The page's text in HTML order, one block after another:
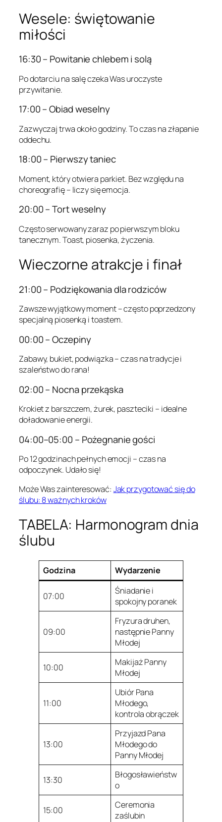
Wesele: świętowanie
miłości
16:30 – Powitanie chlebem i solą
Po dotarciu na salę czeka Was uroczyste
przywitanie.
17:00 – Obiad weselny
Zazwyczaj trwa około godziny. To czas na złapanie
oddechu.
18:00 – Pierwszy taniec
Moment, który otwiera parkiet. Bez względu na
choreografię – liczy się emocja.
20:00 – Tort weselny
Często serwowany zaraz po pierwszym bloku
tanecznym. Toast, piosenka, życzenia.
Wieczorne atrakcje i finał
21:00 – Podziękowania dla rodziców
Zawsze wyjątkowy moment – często poprzedzony
specjalną piosenką i toastem.
00:00 – Oczepiny
Zabawy, bukiet, podwiązka – czas na tradycje i
szaleństwo do rana!
02:00 – Nocna przekąska
Krokiet z barszczem, żurek, paszteciki – idealne
doładowanie energii.
04:00–05:00 – Pożegnanie gości
Po 12 godzinach pełnych emocji – czas na
odpoczynek. Udało się!
Może Was zainteresować: Jak przygotować się do
ślubu: 8 ważnych kroków
TABELA: Harmonogram dnia
ślubu
Godzina Wydarzenie
07:00
Śniadanie i
spokojny poranek
09:00
Fryzura druhen,
następnie Panny
Młodej
10:00
Makijaż Panny
Młodej
11:00
Ubiór Pana
Młodego,
kontrola obrączek
13:00
Przyjazd Pana
Młodego do
Panny Młodej
13:30
Błogosławieństw
o
15:00
Ceremonia
zaślubin